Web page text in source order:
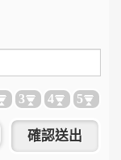
3 4 5